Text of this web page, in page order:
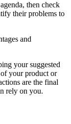
then check
their problems to
and
your suggested
your product or
are the final
rely on you.